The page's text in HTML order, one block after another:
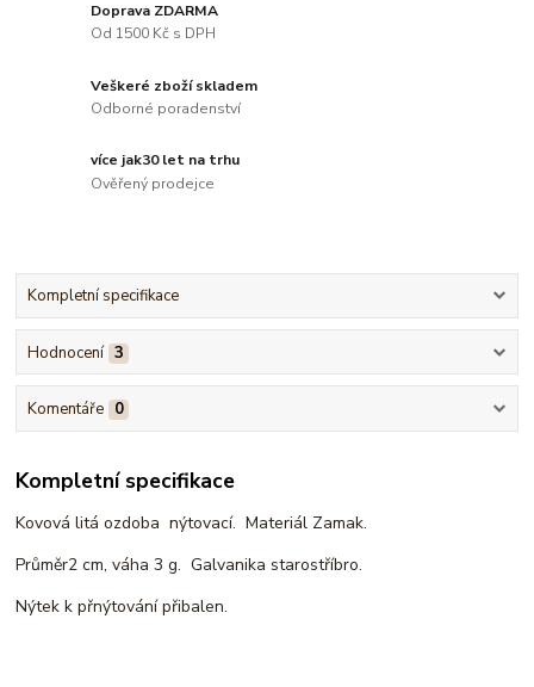
Doprava ZDARMA
Od 1500 Kč s DPH
Veškeré zboží skladem
Odborné poradenství
více jak30 let na trhu
Ověřený prodejce
Kompletní specifikace
Hodnocení 3
Komentáře 0
Kompletní specifikace
Kovová litá ozdoba nýtovací. Materiál Zamak.
Průměr2 cm, váha 3 g. Galvanika starostříbro.
Nýtek k přnýtování přibalen.